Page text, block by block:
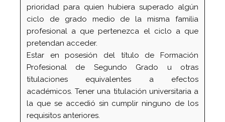
prioridad para quien hubiera superado algún
ciclo de grado medio de la misma familia
profesional a que pertenezca el ciclo a que
pretendan acceder.
Estar en posesión del título de Formación
Profesional de Segundo Grado u otras
titulaciones equivalentes a efectos
académicos. Tener una titulación universitaria a
la que se accedió sin cumplir ninguno de los
requisitos anteriores.